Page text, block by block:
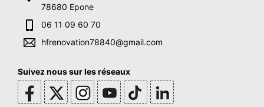
78680 Epone
06 11 09 60 70
hfrenovation78840@gmail.com
Suivez nous sur les réseaux